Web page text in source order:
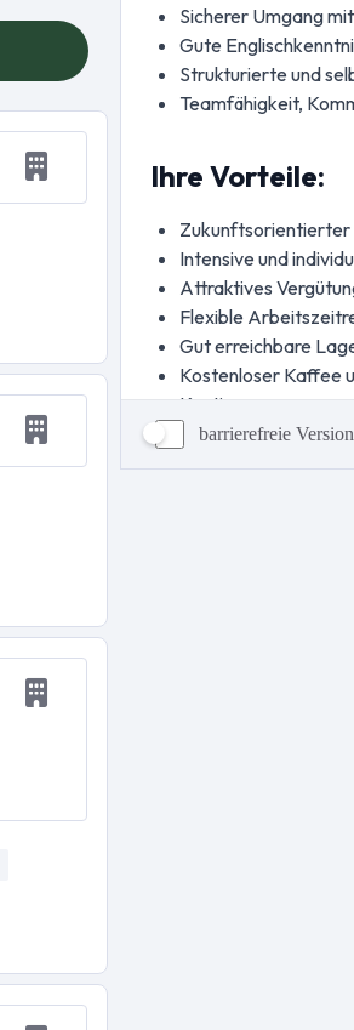
barrierefreie Version